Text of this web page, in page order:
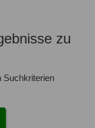
zu
Suchkriterien